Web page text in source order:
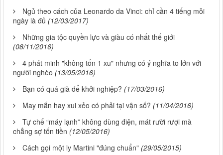
Ngủ theo cách của Leonardo da Vinci: chỉ cần 4 tiếng mỗi
ngày là đủ (12/03/2017)
Những gia tộc quyền lực và giàu có nhất thế giới
(08/11/2016)
4 phát minh "không tốn 1 xu" nhưng có ý nghĩa to lớn với
người nghèo (13/05/2016)
Bạn có quá già để khởi nghiệp? (17/03/2016)
May mắn hay xui xẻo có phải tại vận số? (11/04/2016)
Tự chế “máy lạnh” không dùng điện, mát rười rượi mà
chẳng sợ tốn tiền (12/05/2016)
Cách gọi một ly Martini "đúng chuẩn" (29/05/2015)